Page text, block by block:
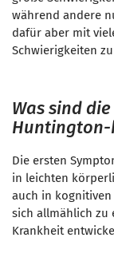
während andere
dafür aber mit
Schwierigkeiten
Was sind
Die ersten
in leichten
auch in
sich allmählich zu
Krankheit